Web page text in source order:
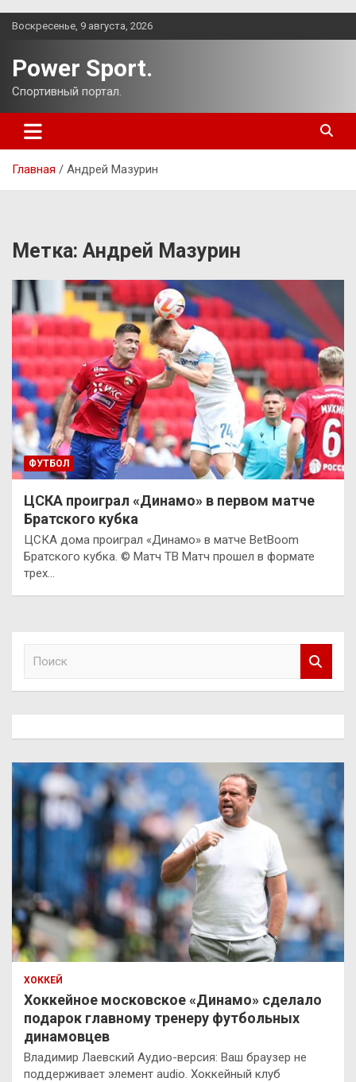
Перейти
Воскресенье, 9 августа, 2026
Power Sport.
Спортивный портал.
Главная Андрей Мазурин
Метка: Андрей Мазурин
ФУТБОЛ
ЦСКА проиграл «Динамо» в первом матче
Братского кубка
ЦСКА дома проиграл «Динамо» в матче BetBoom
Братского кубка. © Матч ТВ Матч прошел в формате
трех…
ХОККЕЙ
Хоккейное московское «Динамо» сделало
подарок главному тренеру футбольных
динамовцев
Владимир Лаевский Аудио-версия: Ваш браузер не
поддерживает элемент audio. Хоккейный клуб